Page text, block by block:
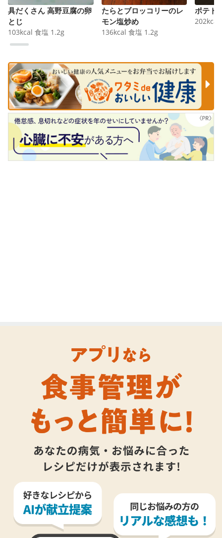
具だくさん 高野豆腐の卵
とじ
103kcal 食塩 1.2g
たらとブロッコリーのレ
モン塩炒め
136kcal 食塩 1.2g
ポテト
202kcal